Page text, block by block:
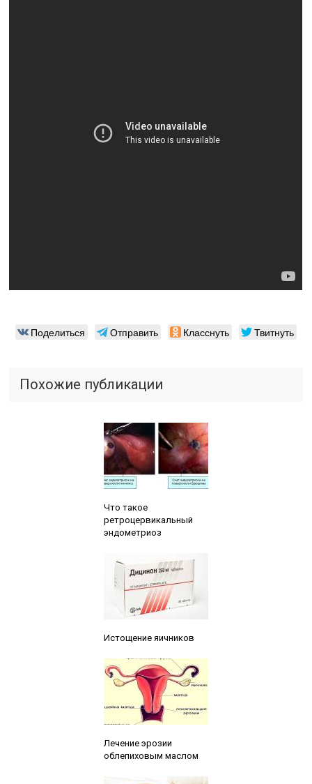
Поделиться Отправить Класснуть Твитнуть
Похожие публикации
Что такое
ретроцервикальный
эндометриоз
Истощение яичников
Лечение эрозии
облепиховым маслом